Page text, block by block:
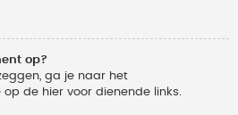
op?
ga je naar het
de hier voor dienende links.